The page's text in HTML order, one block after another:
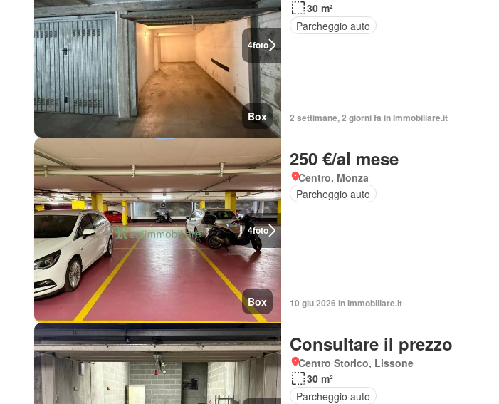
4foto
Box
30 m²
Parcheggio auto
2 settimane, 2 giorni fa in Immobiliare.it
4foto
Box
250 €/al mese
Centro, Monza
Parcheggio auto
10 giu 2026 in Immobiliare.it
Consultare il prezzo
Centro Storico, Lissone
30 m²
Parcheggio auto